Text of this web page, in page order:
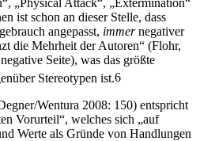
„Physical Attack“, „Extermination“
ist schon an dieser Stelle, dass
angepasst, immernegativer
die Mehrheit der Autoren“ (Flohr,
Seite), was das größte
Stereotypen ist.6
Wentura 2008: 150) entspricht
Vorurteil“, welches sich „auf
Werte als Gründe von Handlungen